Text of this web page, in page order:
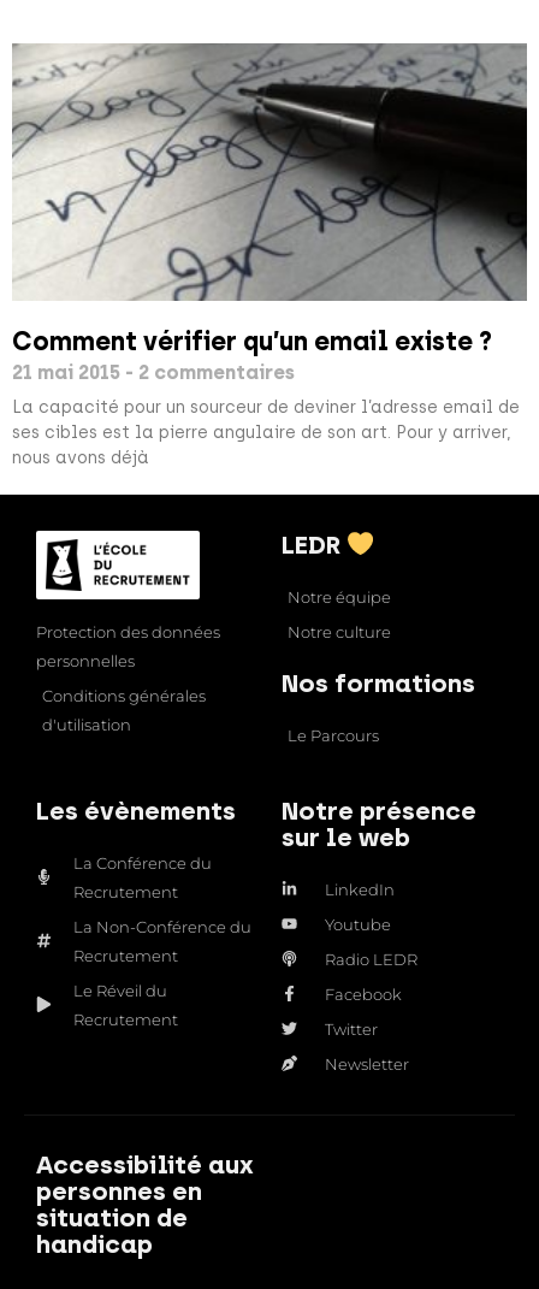
Comment vérifier qu’un email existe ?
21 mai 2015 2 commentaires
La capacité pour un sourceur de deviner l’adresse email de
ses cibles est la pierre angulaire de son art. Pour y arriver,
nous avons déjà
Protection des données
personnelles
Conditions générales
d'utilisation
LEDR
Notre équipe
Notre culture
Nos formations
Le Parcours
Les évènements
La Conférence du
Recrutement
La Non-Conférence du
Recrutement
Le Réveil du
Recrutement
Notre présence
sur le web
LinkedIn
Youtube
Radio LEDR
Facebook
Twitter
Newsletter
Accessibilité aux
personnes en
situation de
handicap